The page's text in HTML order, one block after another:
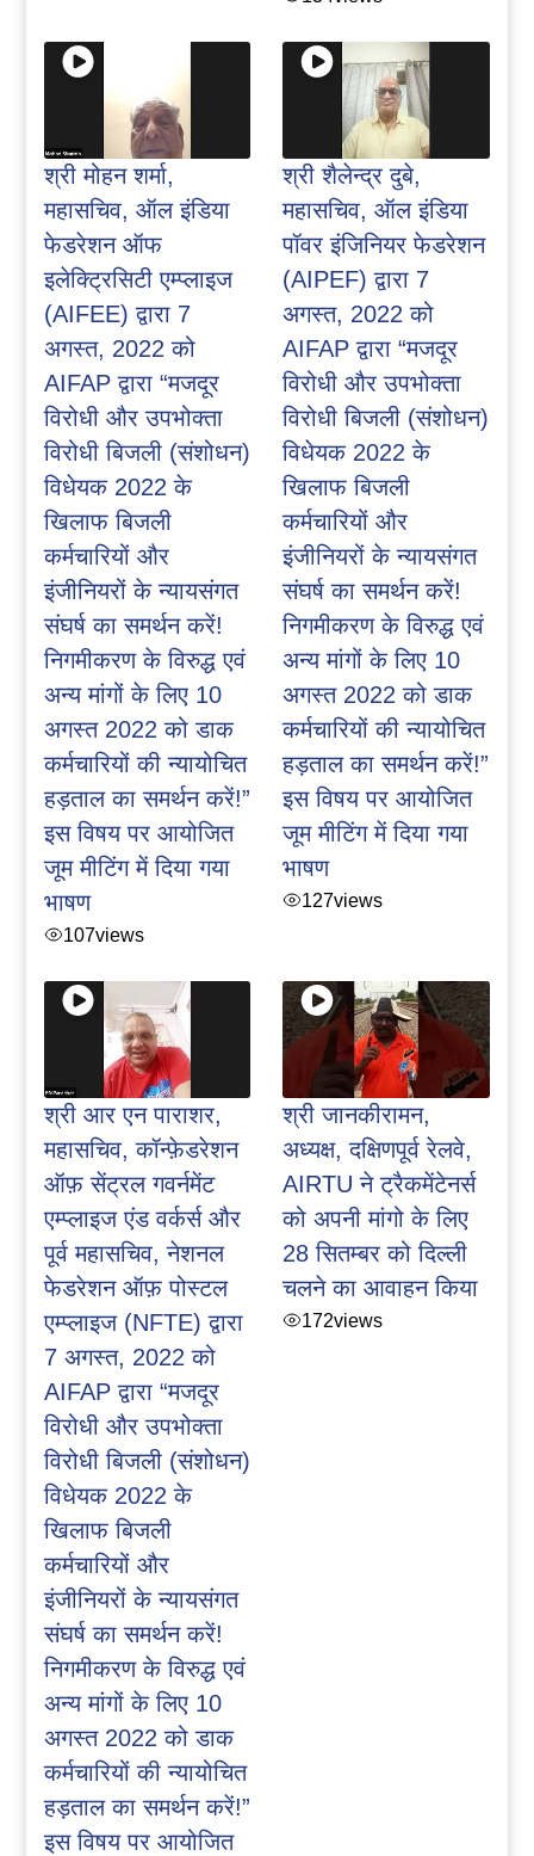
श्री मोहन शर्मा,
महासचिव, ऑल इंडिया
फेडरेशन ऑफ
इलेक्ट्रिसिटी एम्प्लाइज
(AIFEE) द्वारा 7
अगस्त, 2022 को
AIFAP द्वारा “मजदूर
विरोधी और उपभोक्ता
विरोधी बिजली (संशोधन)
विधेयक 2022 के
खिलाफ बिजली
कर्मचारियों और
इंजीनियरों के न्यायसंगत
संघर्ष का समर्थन करें!
निगमीकरण के विरुद्ध एवं
अन्य मांगों के लिए 10
अगस्त 2022 को डाक
कर्मचारियों की न्यायोचित
हड़ताल का समर्थन करें!”
इस विषय पर आयोजित
जूम मीटिंग में दिया गया
भाषण
107views
श्री शैलेन्द्र दुबे,
महासचिव, ऑल इंडिया
पॉवर इंजिनियर फेडरेशन
(AIPEF) द्वारा 7
अगस्त, 2022 को
AIFAP द्वारा “मजदूर
विरोधी और उपभोक्ता
विरोधी बिजली (संशोधन)
विधेयक 2022 के
खिलाफ बिजली
कर्मचारियों और
इंजीनियरों के न्यायसंगत
संघर्ष का समर्थन करें!
निगमीकरण के विरुद्ध एवं
अन्य मांगों के लिए 10
अगस्त 2022 को डाक
कर्मचारियों की न्यायोचित
हड़ताल का समर्थन करें!”
इस विषय पर आयोजित
जूम मीटिंग में दिया गया
भाषण
127views
श्री आर एन पाराशर,
महासचिव, कॉन्फ़ेडरेशन
ऑफ़ सेंट्रल गवर्नमेंट
एम्प्लाइज एंड वर्कर्स और
पूर्व महासचिव, नेशनल
फेडरेशन ऑफ़ पोस्टल
एम्प्लाइज (NFTE) द्वारा
7 अगस्त, 2022 को
AIFAP द्वारा “मजदूर
विरोधी और उपभोक्ता
विरोधी बिजली (संशोधन)
विधेयक 2022 के
खिलाफ बिजली
कर्मचारियों और
इंजीनियरों के न्यायसंगत
संघर्ष का समर्थन करें!
निगमीकरण के विरुद्ध एवं
अन्य मांगों के लिए 10
अगस्त 2022 को डाक
कर्मचारियों की न्यायोचित
हड़ताल का समर्थन करें!”
इस विषय पर आयोजित
श्री जानकीरामन,
अध्यक्ष, दक्षिणपूर्व रेलवे,
AIRTU ने ट्रैकमेंटेनर्स
को अपनी मांगो के लिए
28 सितम्बर को दिल्ली
चलने का आवाहन किया
172views